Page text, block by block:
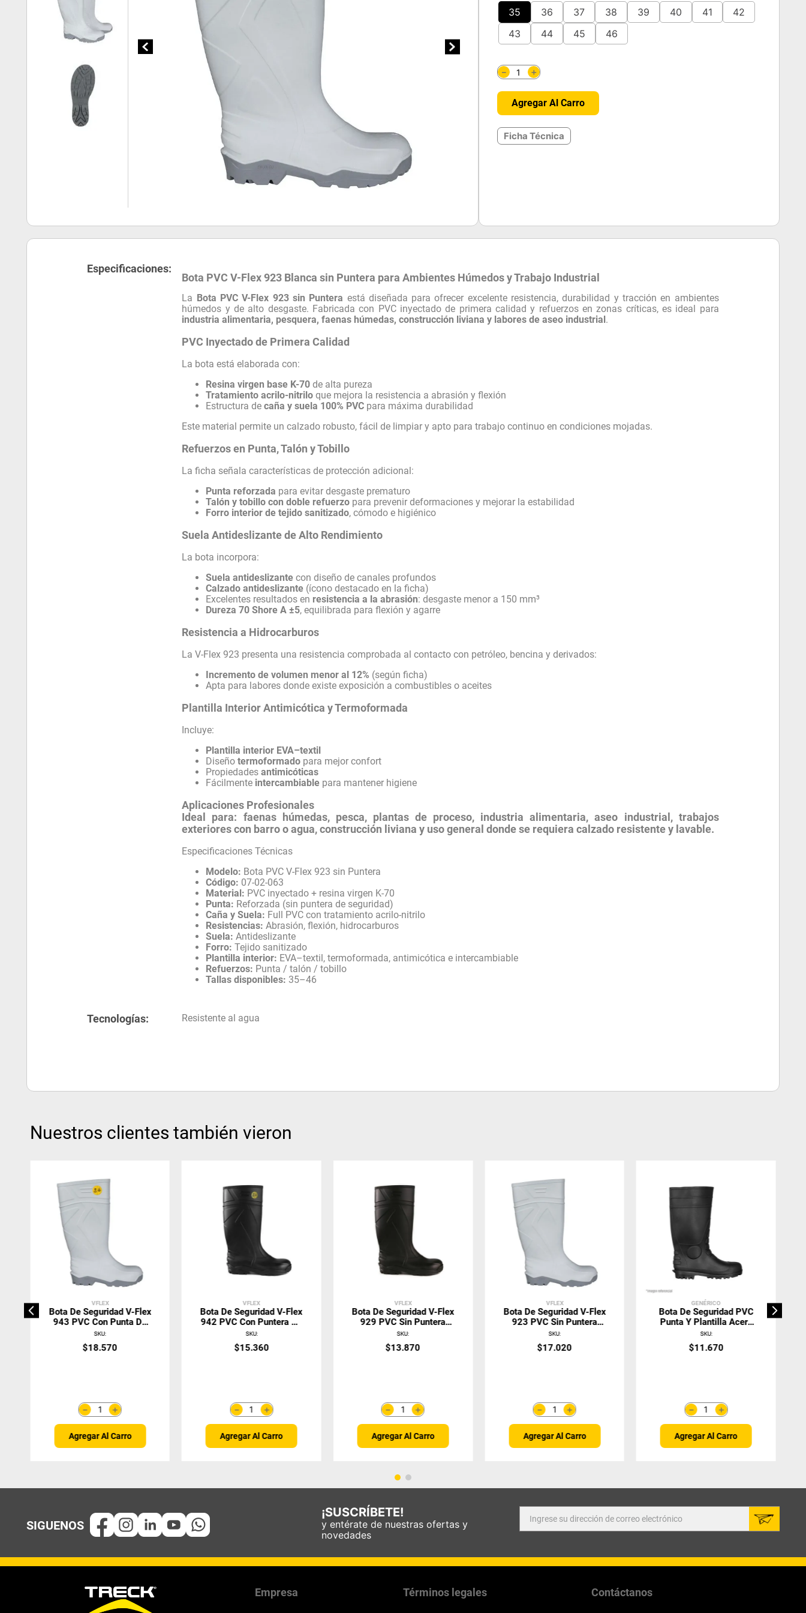
35 36 37 38 39 40 41
42
43
44 45 46
＋
－
Agregar Al Carro
Ficha Técnica
Especificaciones:
Bota PVC V-Flex 923 Blanca sin Puntera para Ambientes Húmedos y Trabajo Industrial
La Bota PVC V-Flex 923 sin Puntera está diseñada para ofrecer excelente resistencia, durabilidad y tracción en ambientes
húmedos y de alto desgaste. Fabricada con PVC inyectado de primera calidad y refuerzos en zonas críticas, es ideal para
industria alimentaria, pesquera, faenas húmedas, construcción liviana y labores de aseo industrial.
PVC Inyectado de Primera Calidad
La bota está elaborada con:
Resina virgen base K-70 de alta pureza
Tratamiento acrilo-nitrilo que mejora la resistencia a abrasión y flexión
Estructura decaña y suela 100% PVC para máxima durabilidad
Este material permite un calzado robusto, fácil de limpiar y apto para trabajo continuo en condiciones mojadas.
Refuerzos en Punta, Talón y Tobillo
La ficha señala características de protección adicional:
Punta reforzada para evitar desgaste prematuro
Talón y tobillo con doble refuerzo para prevenir deformaciones y mejorar la estabilidad
Forro interior de tejido sanitizado, cómodo e higiénico
Suela Antideslizante de Alto Rendimiento
La bota incorpora:
Suela antideslizante con diseño de canales profundos
Calzado antideslizante (ícono destacado en la ficha)
Excelentes resultados en resistencia a la abrasión: desgaste menor a 150 mm³
Dureza 70 Shore A ±5, equilibrada para flexión y agarre
Resistencia a Hidrocarburos
La V-Flex 923 presenta una resistencia comprobada al contacto con petróleo, bencina y derivados:
Incremento de volumen menor al 12% (según ficha)
Apta para labores donde existe exposición a combustibles o aceites
Plantilla Interior Antimicótica y Termoformada
Incluye:
Plantilla interior EVA–textil
Diseñotermoformado para mejor confort
Propiedadesantimicóticas
Fácilmente intercambiable para mantener higiene
Aplicaciones Profesionales
Ideal para: faenas húmedas, pesca, plantas de proceso, industria alimentaria, aseo industrial, trabajos
exteriores con barro o agua, construcción liviana y uso general donde se requiera calzado resistente y lavable.
Especificaciones Técnicas
Modelo: Bota PVC V-Flex 923 sin Puntera
Código: 07-02-063
Material: PVC inyectado + resina virgen K-70
Punta: Reforzada (sin puntera de seguridad)
Caña y Suela: Full PVC con tratamiento acrilo-nitrilo
Resistencias: Abrasión, flexión, hidrocarburos
Suela: Antideslizante
Forro: Tejido sanitizado
Plantilla interior: EVA–textil, termoformada, antimicótica e intercambiable
Refuerzos: Punta / talón / tobillo
Tallas disponibles: 35–46
Tecnologías: Resistente al agua
Nuestros clientes también vieron
VFLEX
Bota De Seguridad V-Flex
943 PVC Con Punta De
Acero Blanca
SKU:
$18.570
＋
－
Agregar Al Carro
VFLEX
Bota De Seguridad V-Flex
942 PVC Con Puntera De
Acero Negra
SKU:
$15.360
＋
－
Agregar Al Carro
VFLEX
Bota De Seguridad V-Flex
929 PVC Sin Puntera
Negra
SKU:
$13.870
＋
－
Agregar Al Carro
VFLEX
Bota De Seguridad V-Flex
923 PVC Sin Puntera
Blanca
SKU:
$17.020
＋
－
Agregar Al Carro
GENÉRICO
Bota De Seguridad PVC
Punta Y Plantilla Acero
(940)
SKU:
$11.670
＋
－
Agregar Al Carro
¡SUSCRÍBETE!
y entérate de nuestras ofertas y
novedades
Empresa Términos legales Contáctanos